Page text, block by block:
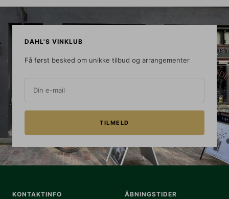
DAHL'S VINKLUB
Få først besked om unikke tilbud og arrangementer
Din e-mail
TILMELD
KONTAKTINFO ÅBNINGSTIDER